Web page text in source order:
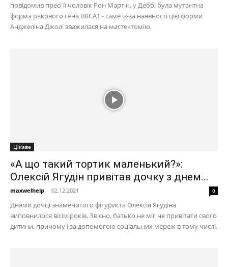
повідомив пресі її чоловік Рон Мартін, у Деббі була мутантна
форма ракового гена BRCA1 - саме із-за наявності цієї форми
Анджеліна Джолі зважилася на мастектомію.
Цікаве
«А що такий тортик маленький?»:
Олексій Ягудін привітав дочку з днем...
maxwelhelp - 02.12.2021 0
Днями дочці знаменитого фігуриста Олексія Ягудіна
виповнилося вісім років. Звісно, батько не міг не привітати свого
дитини, причому і за допомогою соціальних мереж в тому числі.